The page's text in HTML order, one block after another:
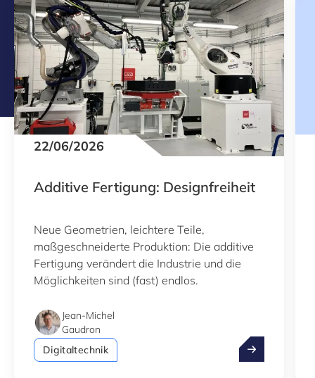
22/06/2026
Additive Fertigung: Designfreiheit
Neue Geometrien, leichtere Teile,
maßgeschneiderte Produktion: Die additive
Fertigung verändert die Industrie und die
Möglichkeiten sind (fast) endlos.
Jean-Michel
Gaudron
Digitaltechnik
Additive